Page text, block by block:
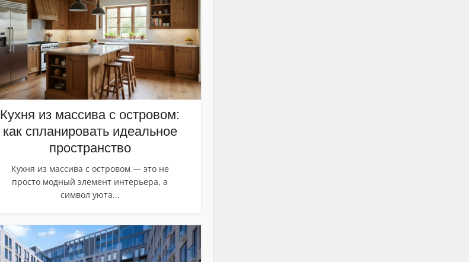
Кухня из массива с островом:
как спланировать идеальное
пространство
Кухня из массива с островом — это не
просто модный элемент интерьера, а
символ уюта...